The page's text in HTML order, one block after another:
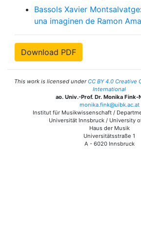
Bassols Xavier Montsalvatge
una imaginen de Ramon
Download PDF
This work is licensed underCC BY 4.0 Creative
International
ao. Univ.-Prof. Dr. Monika Fink-
monika.fink@uibk.ac.at
Institut für Musikwissenschaft /
Universität Innsbruck / University
Haus der Musik
Universitätsstraße 1
A - 6020 Innsbruck